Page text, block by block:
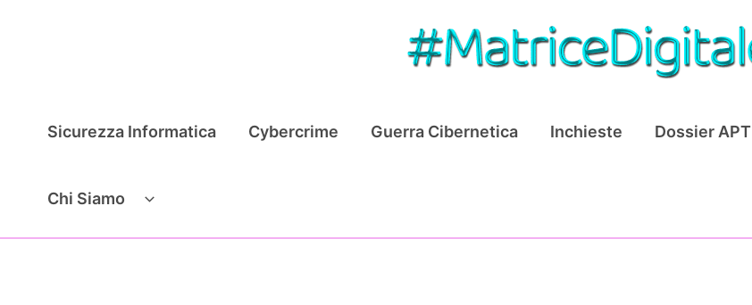
Sicurezza Informatica Cybercrime Guerra Cibernetica Inchieste Dossier APT
Chi Siamo